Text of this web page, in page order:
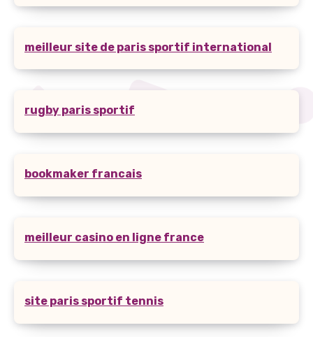
meilleur site de paris sportif international
rugby paris sportif
bookmaker francais
meilleur casino en ligne france
site paris sportif tennis